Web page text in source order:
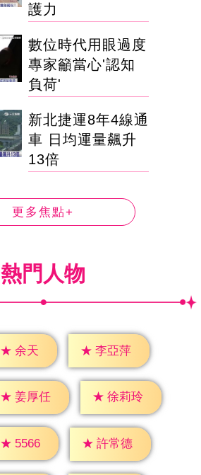
護力
數位時代用眼過度
專家籲當心'認知
負荷'
新北捷運8年4線通
車 日均運量飆升
13倍
更多焦點+
熱門人物
★ 余天 ★ 李亞萍
★ 姜厚任 ★ 徐莉玲
★ 5566 ★ 許常德